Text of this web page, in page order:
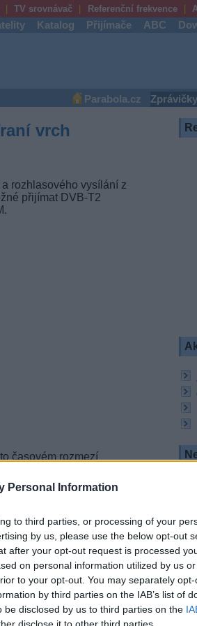
Personal Information
to third parties, or processing of your
by us, please use the below opt-out
after your opt-out request is processed
on personal information utilized by us
to your opt-out. You may separately
by third parties on the IAB’s list of
disclosed by us to third parties on the
disclose it to other third parties.
TV srovnávač Referenční frekvence
Katalog Přijímače ABC
Parabola.cz Zprávičky
vrch
rozhlasového vysílání z
přijímat DVB-T2
časovém rozmezí
privátních vysílatelů.
odmlčí i VKV/FM
anténních systémů,